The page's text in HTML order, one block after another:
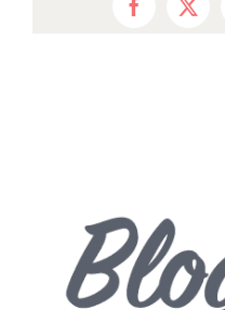
Facebook
X